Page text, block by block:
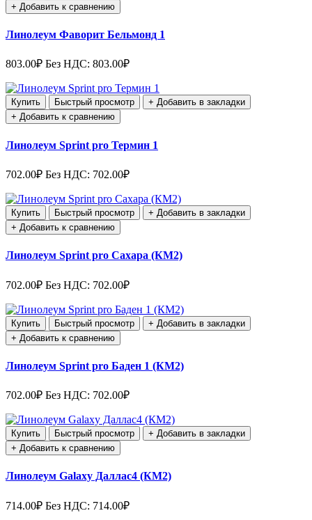
+ Добавить к сравнению
Линолеум Фаворит Бельмонд 1
803.00₽ Без НДС: 803.00₽
Купить Быстрый просмотр
+ Добавить в закладки
+ Добавить к сравнению
Линолеум Sprint pro Термин 1
702.00₽ Без НДС: 702.00₽
Купить Быстрый просмотр
+ Добавить в закладки
+ Добавить к сравнению
Линолеум Sprint pro Сахара (КМ2)
702.00₽ Без НДС: 702.00₽
Купить Быстрый просмотр
+ Добавить в закладки
+ Добавить к сравнению
Линолеум Sprint pro Баден 1 (КМ2)
702.00₽ Без НДС: 702.00₽
Купить Быстрый просмотр
+ Добавить в закладки
+ Добавить к сравнению
Линолеум Galaxy Даллас4 (КМ2)
714.00₽ Без НДС: 714.00₽